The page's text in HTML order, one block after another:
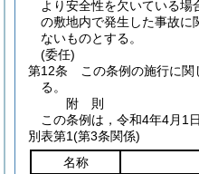
より安全性を欠いている場
の敷地内で発生した事故に
ないものとする。
(委任)
第12条
この条例の施行に
る。
附 則
この条例は，令和4年4月1
別表第1(第3条関係)
名称